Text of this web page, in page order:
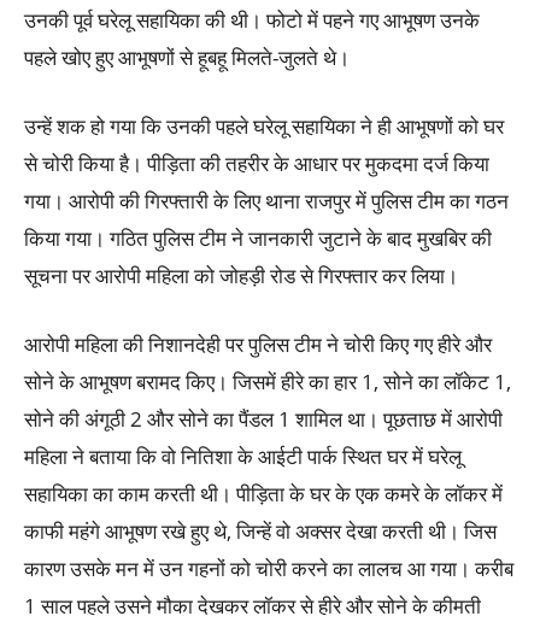
उनकी पूर्व घरेलू सहायिका की थी। फोटो में पहने गए आभूषण उनके
पहले खोए हुए आभूषणों से हूबहू मिलते-जुलते थे।
उन्हें शक हो गया कि उनकी पहले घरेलू सहायिका ने ही आभूषणों को घर
से चोरी किया है। पीड़िता की तहरीर के आधार पर मुकदमा दर्ज किया
गया। आरोपी की गिरफ्तारी के लिए थाना राजपुर में पुलिस टीम का गठन
किया गया। गठित पुलिस टीम ने जानकारी जुटाने के बाद मुखबिर की
सूचना पर आरोपी महिला को जोहड़ी रोड से गिरफ्तार कर लिया।
आरोपी महिला की निशानदेही पर पुलिस टीम ने चोरी किए गए हीरे और
सोने के आभूषण बरामद किए। जिसमें हीरे का हार 1, सोने का लॉकेट 1,
सोने की अंगूठी 2 और सोने का पैंडल 1 शामिल था। पूछताछ में आरोपी
महिला ने बताया कि वो नितिशा के आईटी पार्क स्थित घर में घरेलू
सहायिका का काम करती थी। पीड़िता के घर के एक कमरे के लॉकर में
काफी महंगे आभूषण रखे हुए थे, जिन्हें वो अक्सर देखा करती थी। जिस
कारण उसके मन में उन गहनों को चोरी करने का लालच आ गया। करीब
1 साल पहले उसने मौका देखकर लॉकर से हीरे और सोने के कीमती